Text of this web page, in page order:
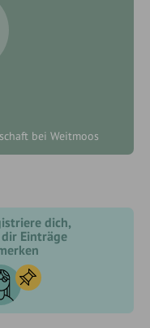
bei Weitmoos
dich,
Einträge